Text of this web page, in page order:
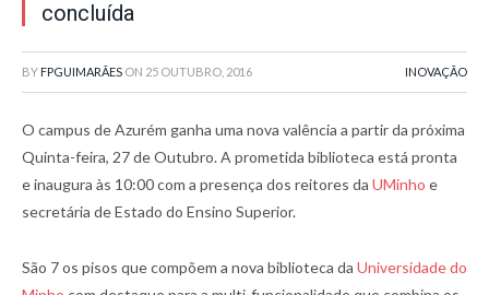
concluída
BY FPGUIMARÃES ON 25 OUTUBRO, 2016 INOVAÇÃO
O campus de Azurém ganha uma nova valência a partir da próxima
Quinta-feira, 27 de Outubro. A prometida biblioteca está pronta
e inaugura às 10:00 com a presença dos reitores da UMinho e
secretária de Estado do Ensino Superior.
São 7 os pisos que compõem a nova biblioteca da Universidade do